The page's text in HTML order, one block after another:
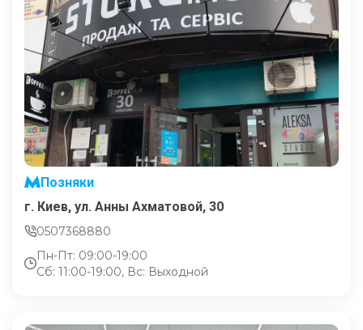
Позняки
г. Киев, ул. Анны Ахматовой, 30
0507368880
Пн-Пт: 09:00-19:00
Сб: 11:00-19:00, Вс: Выходной